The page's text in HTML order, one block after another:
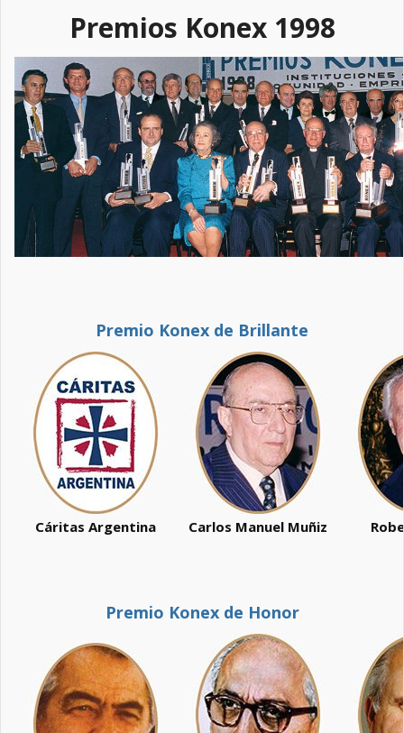
Premios Konex 1998
Premio Konex de Brillante
Cáritas Argentina Carlos Manuel Muñiz
Premio Konex de Honor